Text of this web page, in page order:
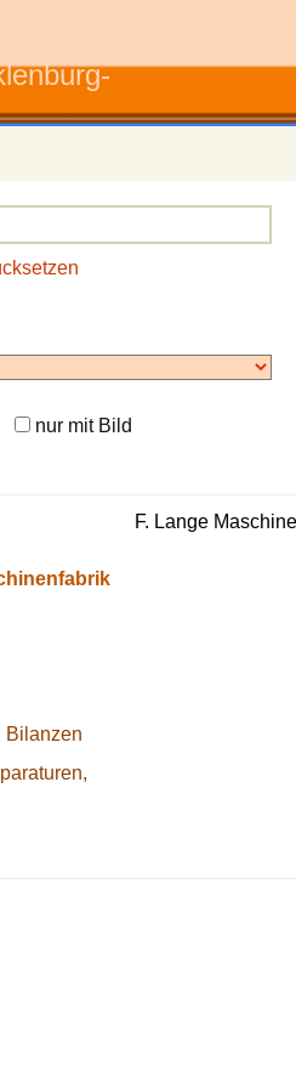
nur mit Bild
Bilanzen
F. Lange